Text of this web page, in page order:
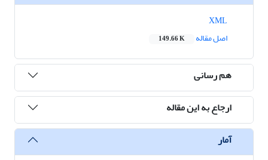
اصل مقاله
149.66 K
هم رسانی
ارجاع به این مقاله
آمار